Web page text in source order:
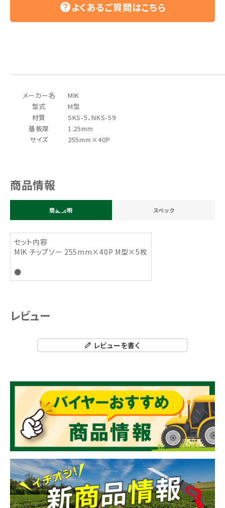
helpよくあるご質問はこちら
メーカー名
MIK
型式
M型
材質
SKS-5、NKS-59
基板厚
1.25mm
サイズ
255mm×40P
商品情報
商品説明 スペック
セット内容
MIK チップソー 255mm×40P M型×5枚
●
レビュー
レビューを書く